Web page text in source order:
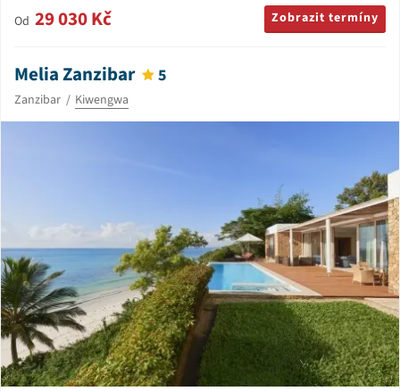
Od 29 030 Kč Zobrazit termíny
Melia Zanzibar 5
Zanzibar Kiwengwa